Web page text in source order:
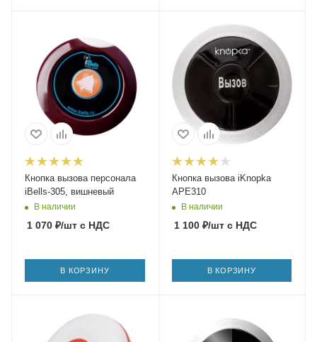
Кнопка вызова персонала
iBells-305, вишневый
В наличии
1 070 ₽/шт с НДС
В КОРЗИНУ
Кнопка вызова iKnopka
APE310
В наличии
1 100₽/штс НДС
В КОРЗИНУ